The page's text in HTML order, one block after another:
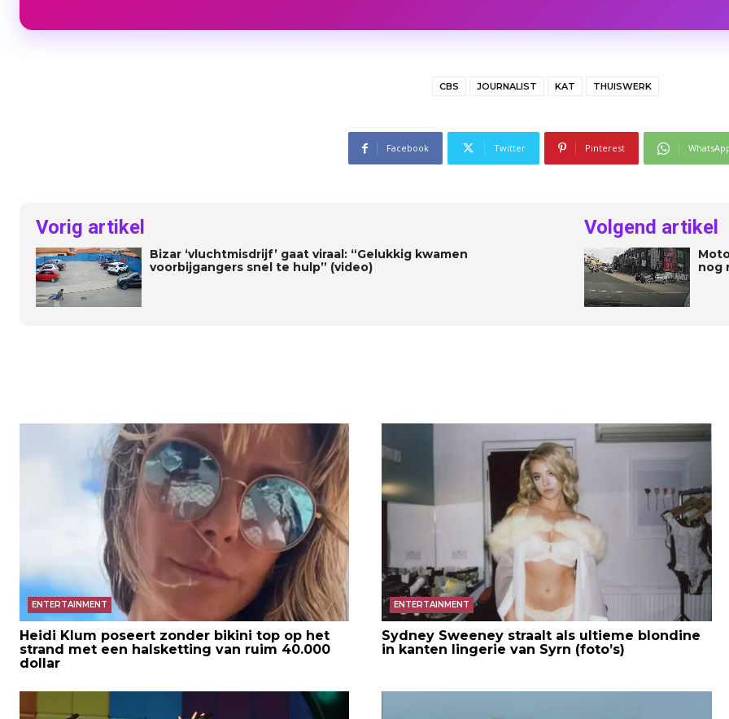
CBS JOURNALIST KAT THUISWERK
Facebook Twitter Pinterest
Vorig artikel
Bizar ‘vluchtmisdrijf’ gaat viraal: “Gelukkig kwamen
voorbijgangers snel te hulp” (video)
Volgend artikel
nog
ENTERTAINMENT
Heidi Klum poseert zonder bikini top op het
strand met een halsketting van ruim 40.000
dollar
ENTERTAINMENT
Sydney Sweeney straalt als ultieme blondine
in kanten lingerie van Syrn (foto’s)